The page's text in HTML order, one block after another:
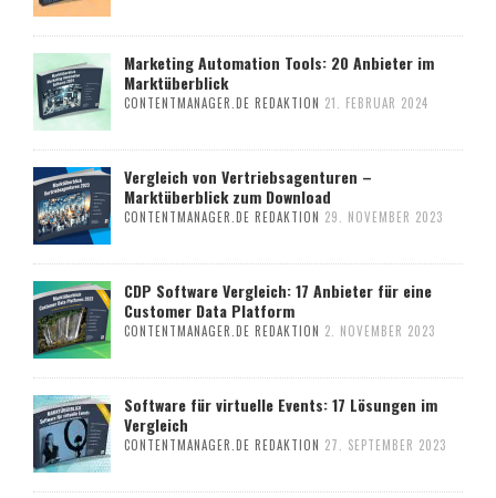
Marketing Automation Tools: 20 Anbieter im
Marktüberblick
CONTENTMANAGER.DE REDAKTION 21. FEBRUAR 2024
Vergleich von Vertriebsagenturen –
Marktüberblick zum Download
CONTENTMANAGER.DE REDAKTION 29. NOVEMBER 2023
CDP Software Vergleich: 17 Anbieter für eine
Customer Data Platform
CONTENTMANAGER.DE REDAKTION 2. NOVEMBER 2023
Software für virtuelle Events: 17 Lösungen im
Vergleich
CONTENTMANAGER.DE REDAKTION 27. SEPTEMBER 2023